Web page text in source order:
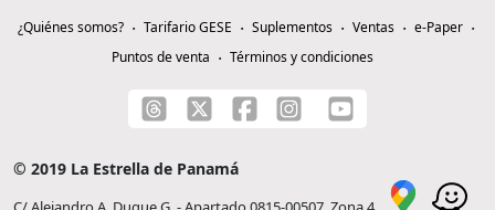
¿Quiénes somos? Tarifario GESE Suplementos Ventas
e-Paper
Puntos de venta
Términos y condiciones
© 2019 La Estrella de Panamá